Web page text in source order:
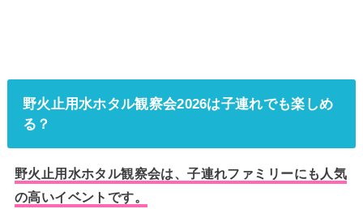
野火止用水ホタル観察会2026は子連れでも楽しめ
る？
野火止用水ホタル観察会は、子連れファミリーにも人気
の高いイベントです。